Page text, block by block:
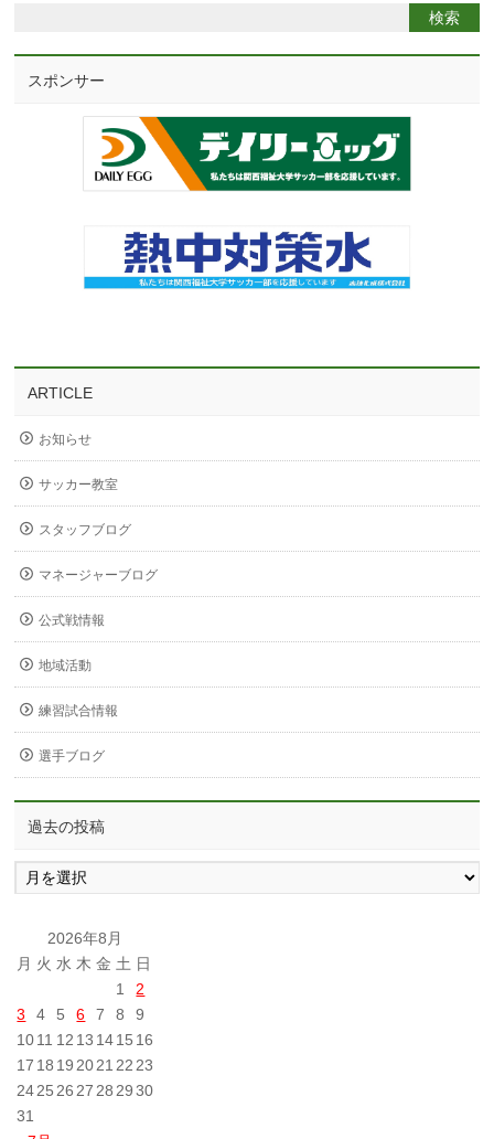
スポンサー
ARTICLE
お知らせ
サッカー教室
スタッフブログ
マネージャーブログ
公式戦情報
地域活動
練習試合情報
選手ブログ
過去の投稿
過
去
2026年8月
月 火 水 木 金 土 日
1
2
3
4 5 6 7 8
9
1011 12 13 1415 16
17 18 19 2021 22 23
2425 26 27 28 29 30
31